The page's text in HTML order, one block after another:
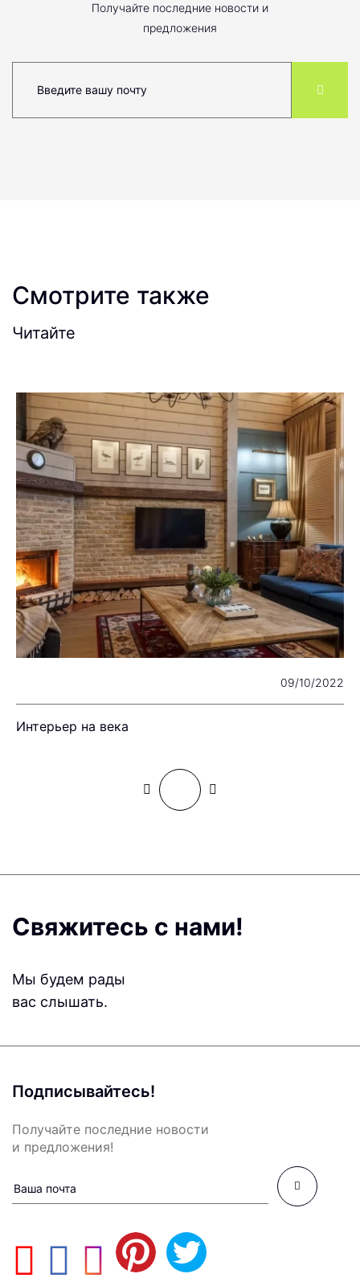
Получайте последние новости и
предложения
Смотрите также
Читайте
09/10/2022
Интерьер на века
Свяжитесь с нами!
Мы будем рады
вас слышать.
Подписывайтесь!
Получайте последние новости
и предложения!